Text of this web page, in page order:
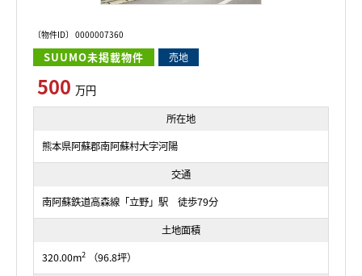
〔物件ID〕 0000007360
SUUMO未掲載物件 売地
500 万円
所在地
熊本県阿蘇郡南阿蘇村大字河陽
交通
南阿蘇鉄道高森線「立野」駅 徒歩79分
土地面積
320.00m2 （96.8坪）